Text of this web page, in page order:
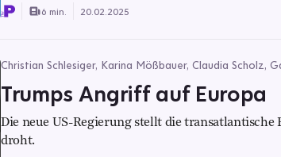
6 min. 20.02.2025
Christian Schlesiger, Karina Mößbauer, Claudia Scholz,
Trumps Angriff auf Europa
Die neue US-Regierung stellt die transatlantische
droht.